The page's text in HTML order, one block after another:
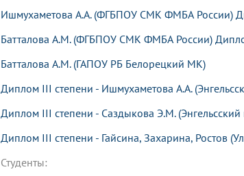
Ишмухаметова А.А. (ФГБПОУ СМК ФМБА России)
Батталова А.М. (ФГБПОУ СМК ФМБА России)
Батталова А.М. (ГАПОУ РБ Белорецкий МК)
Диплом III степени - Ишмухаметова А.А.
Диплом III степени - Саздыкова Э.М.
Диплом III степени - Гайсина, Захарина, Ростов
Студенты: